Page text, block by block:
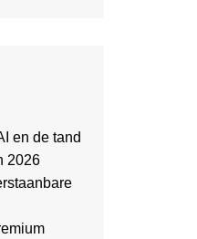
en de tand
2026